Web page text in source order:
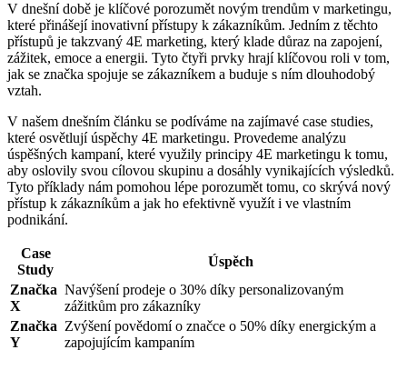
V dnešní době je klíčové porozumět novým trendům v marketingu,
které přinášejí inovativní přístupy k zákazníkům. Jedním z těchto
přístupů je takzvaný 4E marketing, který klade důraz na zapojení,
zážitek, emoce a energii. Tyto čtyři prvky hrají klíčovou roli v tom,
jak se značka spojuje se zákazníkem a buduje s ním dlouhodobý
vztah.
V našem dnešním článku se podíváme na zajímavé case studies,
které osvětlují úspěchy 4E marketingu. Provedeme analýzu
úspěšných kampaní, které využily principy 4E marketingu k tomu,
aby oslovily svou cílovou skupinu a dosáhly vynikajících výsledků.
Tyto příklady nám pomohou lépe porozumět tomu, co skrývá nový
přístup k zákazníkům a jak ho efektivně využít i ve vlastním
podnikání.
Case
Study
Úspěch
Značka
X
Navýšení prodeje o 30% díky personalizovaným
zážitkům pro zákazníky
Značka
Y
Zvýšení povědomí o značce o 50% díky energickým a
zapojujícím kampaním